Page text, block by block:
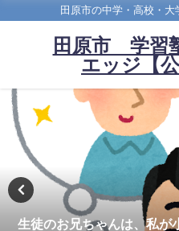
田原市の中学・高校・大
田原市 学習
エッジ【
生徒のお兄ちゃんは、私が